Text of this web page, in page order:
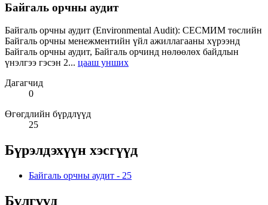
Байгаль орчны аудит
Байгаль орчны аудит (Environmental Audit): СЕСМИМ төслийн
Байгаль орчны менежментийн үйл ажиллагааны хүрээнд
Байгаль орчны аудит, Байгаль орчинд нөлөөлөх байдлын
үнэлгээ гэсэн 2... цааш унших
Дагагчид
0
Өгөгдлийн бүрдлүүд
25
Бүрэлдэхүүн хэсгүүд
Байгаль орчны аудит - 25
Бүлгүүд